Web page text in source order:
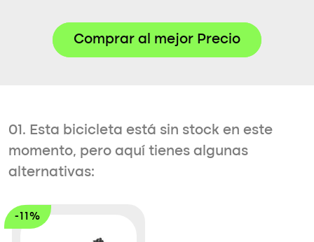
Comprar al mejor Precio
01. Esta bicicleta está sin stock en este
momento, pero aquí tienes algunas
alternativas:
-11%